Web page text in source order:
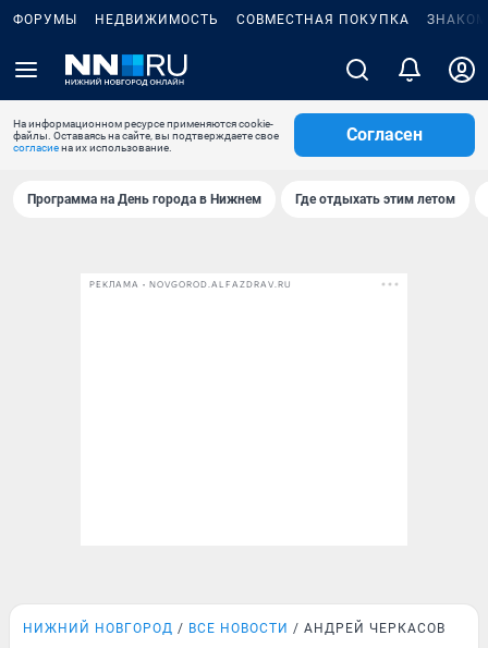
ФОРУМЫ НЕДВИЖИМОСТЬ СОВМЕСТНАЯ ПОКУПКА
На информационном ресурсе применяются cookie-
файлы. Оставаясь на сайте, вы подтверждаете свое
согласиена их использование.
Согласен
Программа на День города в Нижнем Где отдыхать этим летом
РЕКЛАМА • NOVGOROD.ALFAZDRAV.RU
НИЖНИЙ НОВГОРОД ВСЕ НОВОСТИ АНДРЕЙ ЧЕРКАСОВ